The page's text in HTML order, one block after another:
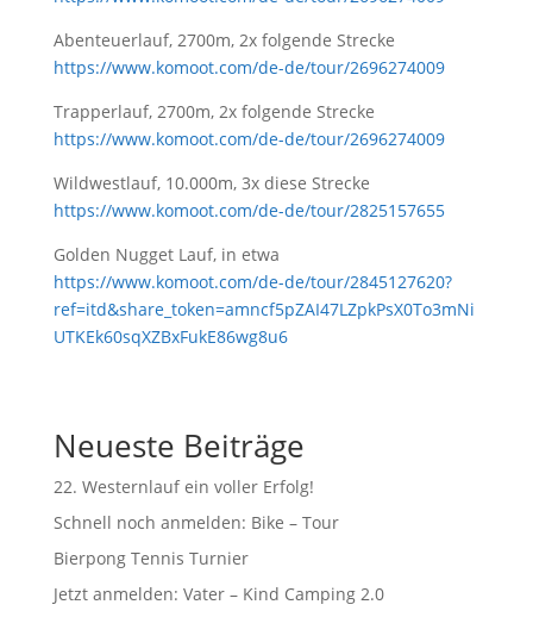
Abenteuerlauf, 2700m, 2x folgende Strecke
https://www.komoot.com/de-de/tour/2696274009
Trapperlauf, 2700m, 2x folgende Strecke
https://www.komoot.com/de-de/tour/2696274009
Wildwestlauf, 10.000m, 3x diese Strecke
https://www.komoot.com/de-de/tour/2825157655
Golden Nugget Lauf, in etwa
https://www.komoot.com/de-de/tour/2845127620?
ref=itd&share_token=amncf5pZAI47LZpkPsX0To3mNi
UTKEk60sqXZBxFukE86wg8u6
Neueste Beiträge
22. Westernlauf ein voller Erfolg!
Schnell noch anmelden: Bike – Tour
Bierpong Tennis Turnier
Jetzt anmelden: Vater – Kind Camping 2.0